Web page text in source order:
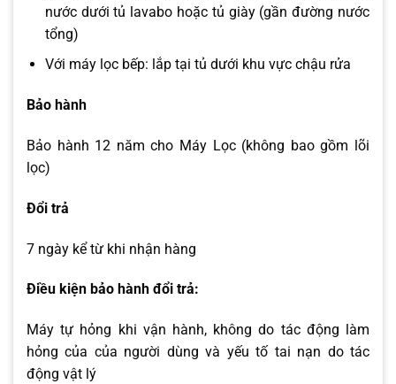
nước dưới tủ lavabo hoặc tủ giày (gần đường nước
tổng)
Với máy lọc bếp: lắp tại tủ dưới khu vực chậu rửa
Bảo hành
Bảo hành 12 năm cho Máy Lọc (không bao gồm lõi
lọc)
Đổi trả
7 ngày kể từ khi nhận hàng
Điều kiện bảo hành đổi trả:
Máy tự hỏng khi vận hành, không do tác động làm
hỏng của của người dùng và yếu tố tai nạn do tác
động vật lý